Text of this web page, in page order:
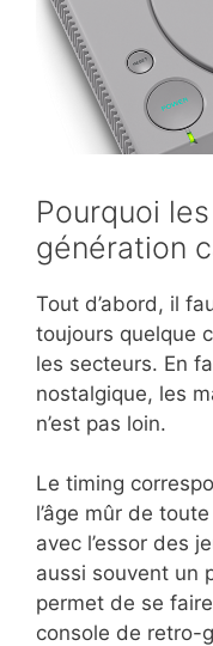
Pourquoi
génération
Tout d’abord, il
toujours quelque
les secteurs. En
nostalgique, les
n’est pas loin.
Le timing
l’âge mûr de
avec l’essor des
aussi souvent un
permet de se faire
console de retro-